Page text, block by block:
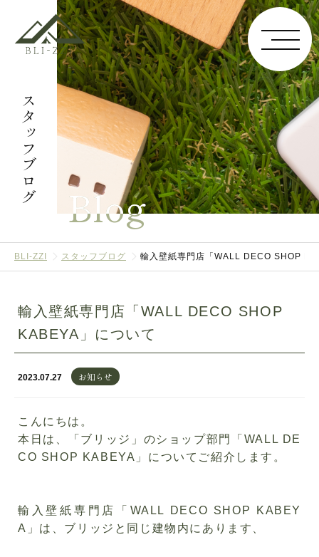
スタッフブログ
Blog
BLI-ZZI スタッフブログ 輸入壁紙専門店「WALL DECO SHOP
輸入壁紙専門店「WALL DECO SHOP
KABEYA」について
2023.07.27 お知らせ
こんにちは。
本日は、「ブリッジ」のショップ部門「 WALL DE
CO SHOP KABEYA 」についてご紹介します。
輸入壁紙専門店「 WALL DECO SHOP KABEY
A 」は、 ブリッジと同じ建物内にあります、